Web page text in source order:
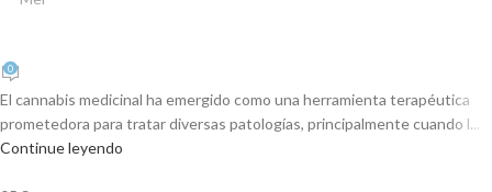
0
El cannabis medicinal ha emergido como una herramienta terapéutica
prometedora para tratar diversas patologías, principalmente cuando l...
Continue leyendo